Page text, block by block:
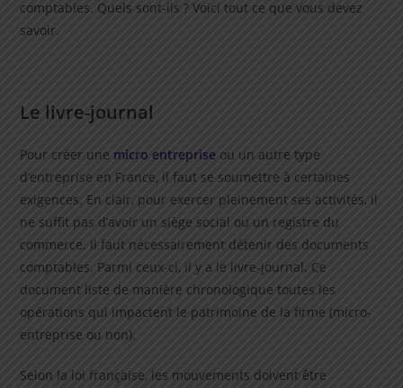
comptables. Quels sont-ils ? Voici tout ce que vous devez
savoir.
Le livre-journal
Pour créer une micro entreprise ou un autre type
d’entreprise en France, il faut se soumettre à certaines
exigences. En clair, pour exercer pleinement ses activités, il
ne suffit pas d’avoir un siège social ou un registre du
commerce. Il faut nécessairement détenir des documents
comptables. Parmi ceux-ci, il y a le livre-journal. Ce
document liste de manière chronologique toutes les
opérations qui impactent le patrimoine de la firme (micro-
entreprise ou non).
Selon la loi française, les mouvements doivent être